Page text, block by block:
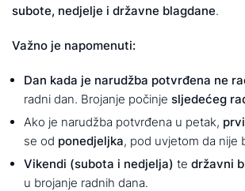
subote, nedjelje i državne blagdane.
Važno je napomenuti:
Dan kada je narudžba potvrđena ne
radni dan. Brojanje počinje sljedećeg
Ako je narudžba potvrđena u petak,
se od ponedjeljka, pod uvjetom da nije
Vikendi (subota i nedjelja) te državni
u brojanje radnih dana.